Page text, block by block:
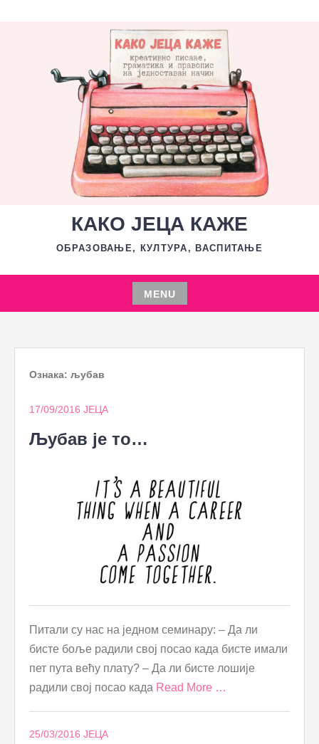
КАКО ЈЕЦА КАЖЕ
ОБРАЗОВАЊЕ, КУЛТУРА, ВАСПИТАЊЕ
MENU
Skip
content
Ознака: љубав
17/09/2016 ЈЕЦА
Љубав је то…
Питали су нас на једном семинару: – Да ли
бисте боље радили свој посао када бисте имали
пет пута већу плату? – Да ли бисте лошије
радили свој посао када Read More …
25/03/2016 ЈЕЦА